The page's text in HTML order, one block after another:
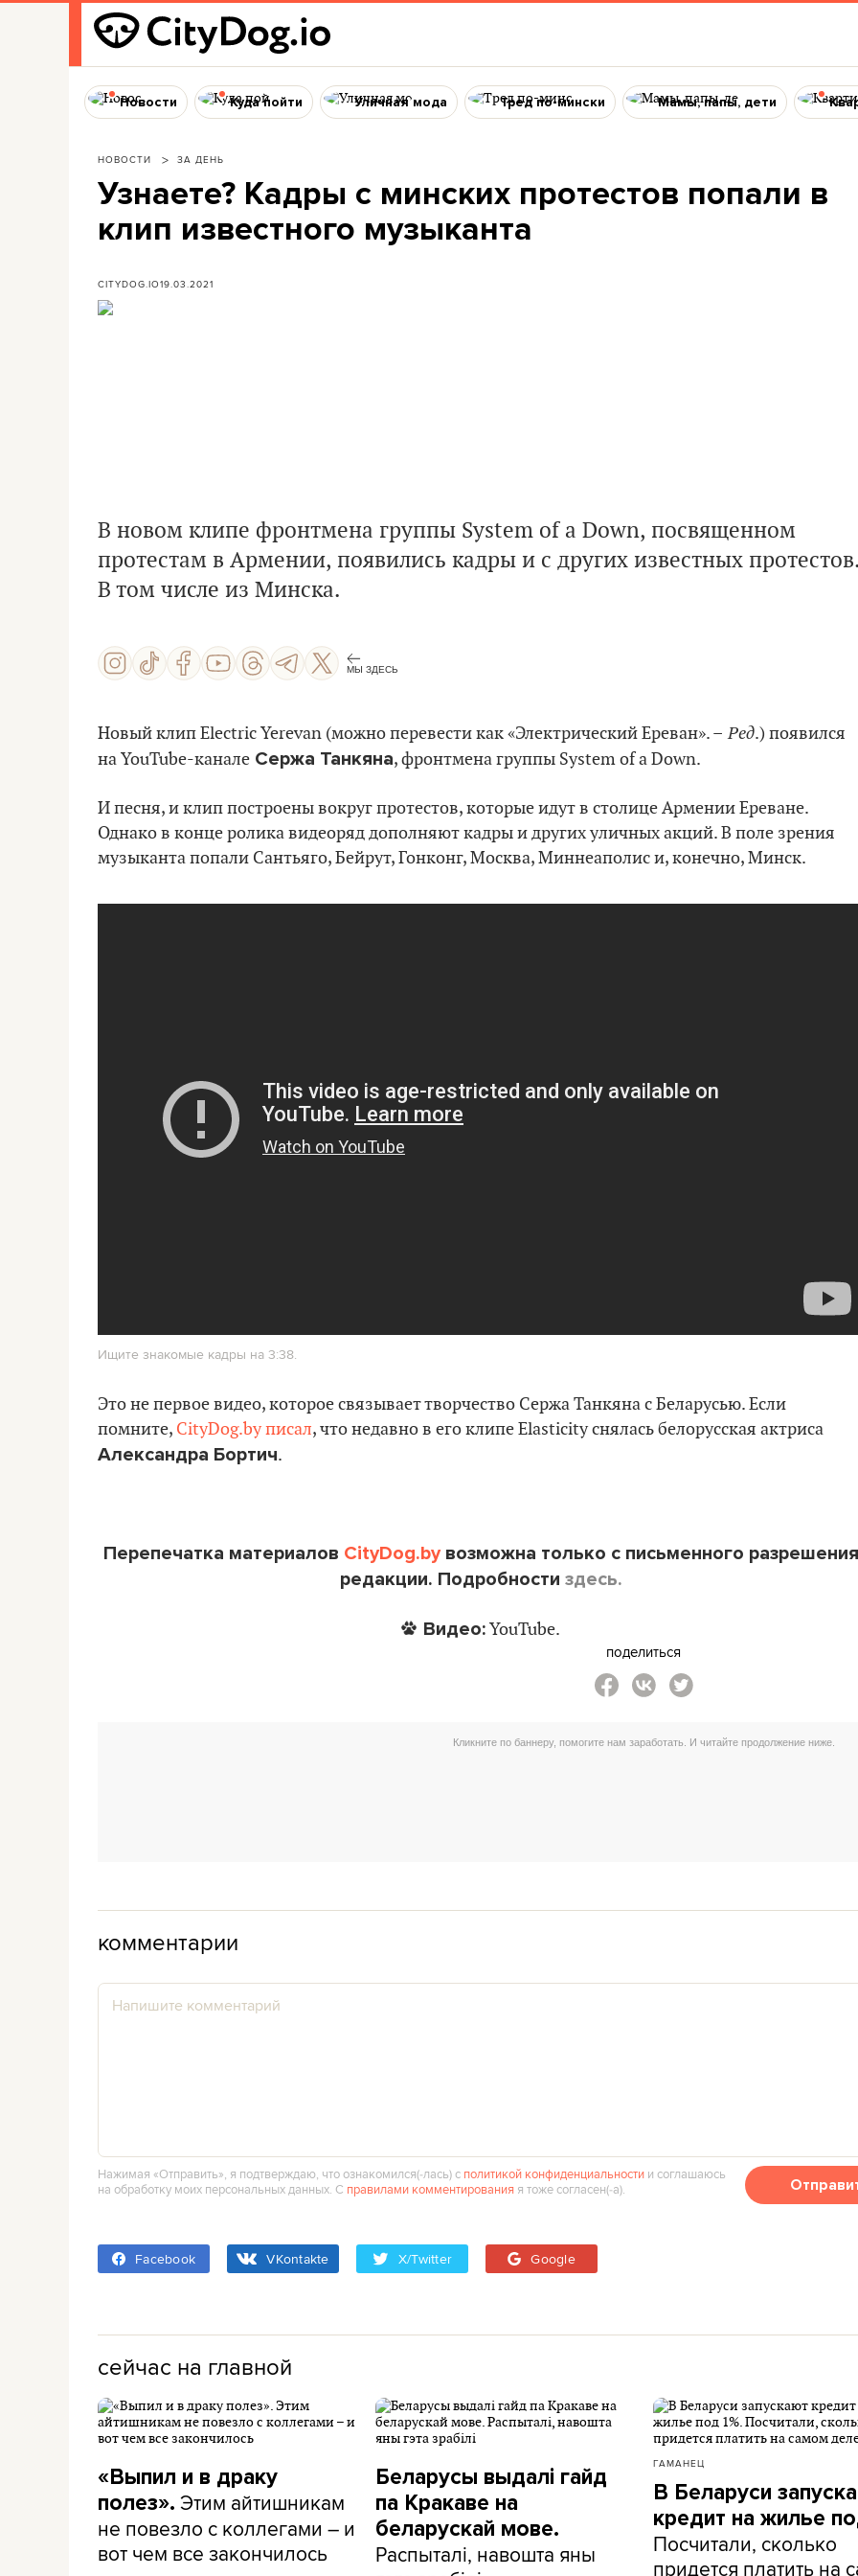
Новости Куда пойти Уличная мода Тред по-мински Мамы, папы, дети
НОВОСТИ ЗА ДЕНЬ
Узнаете? Кадры с минских протестов попали в
клип известного музыканта
CITYDOG.IO19.03.2021
В новом клипе фронтмена группы System of a Down, посвященном
протестам в Армении, появились кадры и с других известных протестов.
В том числе из Минска.
МЫ ЗДЕСЬ
Новый клип Electric Yerevan (можно перевести как «Электрический Ереван». – Ред.) появился
на YouTube-канале Сержа Танкяна, фронтмена группы System of a Down.
И песня, и клип построены вокруг протестов, которые идут в столице Армении Ереване.
Однако в конце ролика видеоряд дополняют кадры и других уличных акций. В поле зрения
музыканта попали Сантьяго, Бейрут, Гонконг, Москва, Миннеаполис и, конечно, Минск.
Ищите знакомые кадры на 3:38.
Это не первое видео, которое связывает творчество Сержа Танкяна с Беларусью. Если
помните, CityDog.by писал, что недавно в его клипе Elasticity снялась белорусская актриса
Александра Бортич.
Перепечатка материалов CityDog.byвозможна только с письменного разрешения
редакции. Подробности здесь.
Видео:YouTube.
поделиться
комментарии
Нажимая «Отправить», я подтверждаю, что ознакомился(‑лась) с политикой конфиденциальности и соглашаюсь
на обработку моих персональных данных. С правилами комментирования я тоже согласен(‑а).
Facebook VKontakte X/Twitter Google
сейчас на главной
«Выпил и в драку
полез». Этим айтишникам
не повезло с коллегами – и
вот чем все закончилось
Беларусы выдалі гайд
па Кракаве на
беларускай мове.
Распыталі, навошта яны
ГАМАНЕЦ
В Беларуси
кредит на жилье
Посчитали, сколько
придется платить на